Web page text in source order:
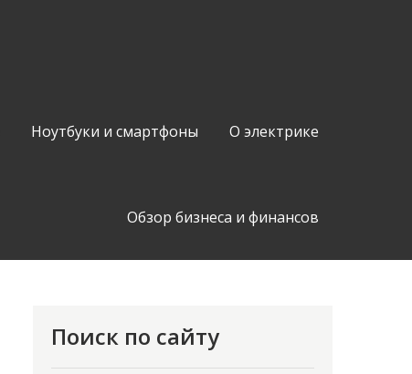
Ноутбуки и смартфоны О электрике
Обзор бизнеса и финансов
Поиск по сайту